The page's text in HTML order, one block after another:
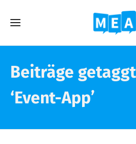
Beiträge
‘Event-App’